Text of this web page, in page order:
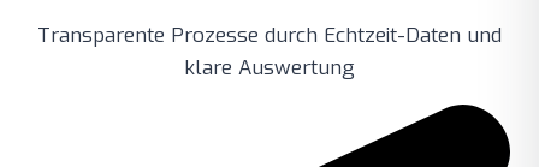
Transparente Prozesse durch Echtzeit-Daten und
klare Auswertung